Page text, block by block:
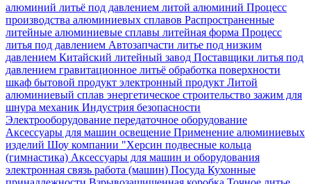
алюминий литьё под давлением литой алюминий Процесс
производства алюминиевых сплавов Распространенные
литейные алюминиевые сплавы литейная форма Процесс
литья под давлением Автозапчасти литье под низким
давлением Китайский литейный завод Поставщики литья под
давлением гравитационное литьё обработка поверхности
шкаф бытовой продукт электронный продукт Литой
алюминиевый сплав энергетическое строительство зажим для
шнура механик Индустрия безопасности
Электрооборудование передаточное оборудование
Аксессуары для машин освещение Применение алюминиевых
изделий Шоу компании "Херсин подвесные кольца
(гимнастика) Аксессуары для машин и оборудования
электронная связь работа (машин) Посуда Кухонные